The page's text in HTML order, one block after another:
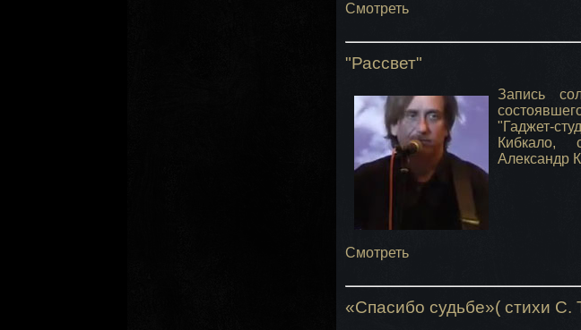
Смотреть
"Рассвет"
Запись
"Гаджет-
Кибкало,
Александр
Смотреть
«Спасибо судьбе»( стихи С.